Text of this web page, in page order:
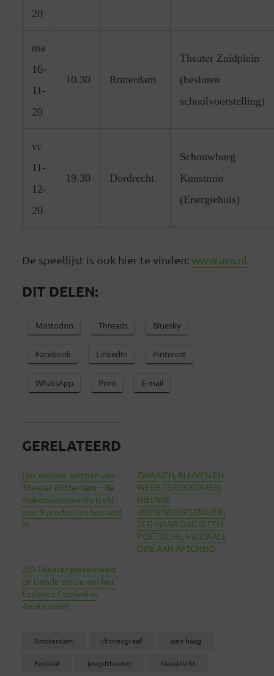
20
ma
16-
11-
20
10.30 Rotterdam
Theater Zuidplein
(besloten
schoolvoorstelling)
vr
11-
12-
20
19.30 Dordrecht
Schouwburg
Kunstmin
(Energiehuis)
De speellijst is ook hier te vinden: www.aya.nl
DIT DELEN:
Mastodon Threads Bluesky
Facebook LinkedIn Pinterest
WhatsApp Print E-mail
GERELATEERD
Het nieuwe seizoen van
Theater Rotterdam – de
makerscommunity trekt
met 9 producties het land
in
ZWAAIEN, BLIJVEN EN
WEER TERUGKOMEN:
NIEUWE
JEUGDVOORSTELLING
ZEG MAAR DAG IS EEN
POËTISCHE, MUZIKALE
ODE AAN AFSCHEID
ZID Theater presenteert
de tiende editie van het
Explorez Festival in
Amsterdam!
Amsterdam choreograaf den haag
Festival jeugdtheater Maastricht